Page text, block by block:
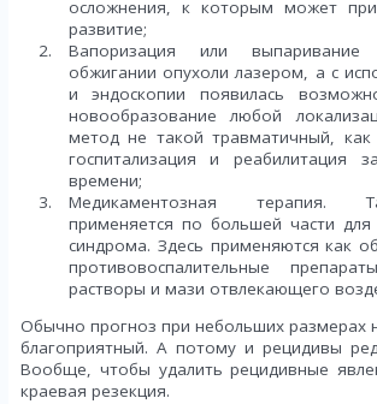
осложнения, к которым может
развитие;
Вапоризация или выпаривание
обжигании опухоли лазером, а с
и эндоскопии появилась
новообразование любой
метод не такой травматичный,
госпитализация и реабилитация
времени;
Медикаментозная терапия.
применяется по большей части для
синдрома. Здесь применяются как
противовоспалительные
растворы и мази отвлекающего
Обычно прогноз при небольших размерах
благоприятный. А потому и рецидивы
Вообще, чтобы удалить рецидивные
краевая резекция.